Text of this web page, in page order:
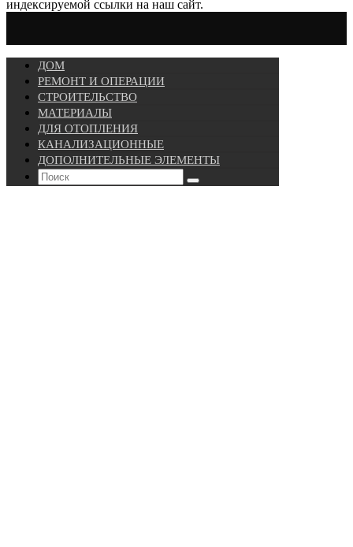
индексируемой ссылки на наш сайт.
ДОМ
РЕМОНТ И ОПЕРАЦИИ
СТРОИТЕЛЬСТВО
МАТЕРИАЛЫ
ДЛЯ ОТОПЛЕНИЯ
КАНАЛИЗАЦИОННЫЕ
ДОПОЛНИТЕЛЬНЫЕ ЭЛЕМЕНТЫ